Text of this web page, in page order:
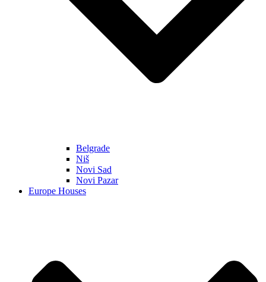
Belgrade
Niš
Novi Sad
Novi Pazar
Europe Houses